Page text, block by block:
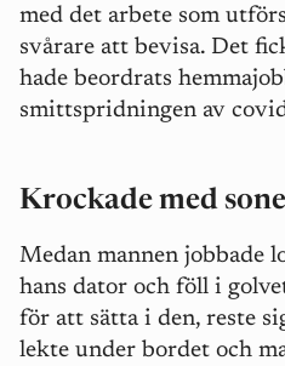
med det arbete som
svårare att bevisa. Det
hade beordrats
smittspridningen av
Krockade med
Medan mannen jobbade
hans dator och föll i
för att sätta i den, reste
lekte under bordet och